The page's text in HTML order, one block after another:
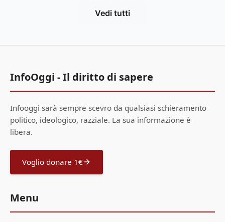
Vedi tutti
InfoOggi - Il diritto di sapere
Infooggi sarà sempre scevro da qualsiasi schieramento
politico, ideologico, razziale. La sua informazione è
libera.
Voglio donare 1€
Menu